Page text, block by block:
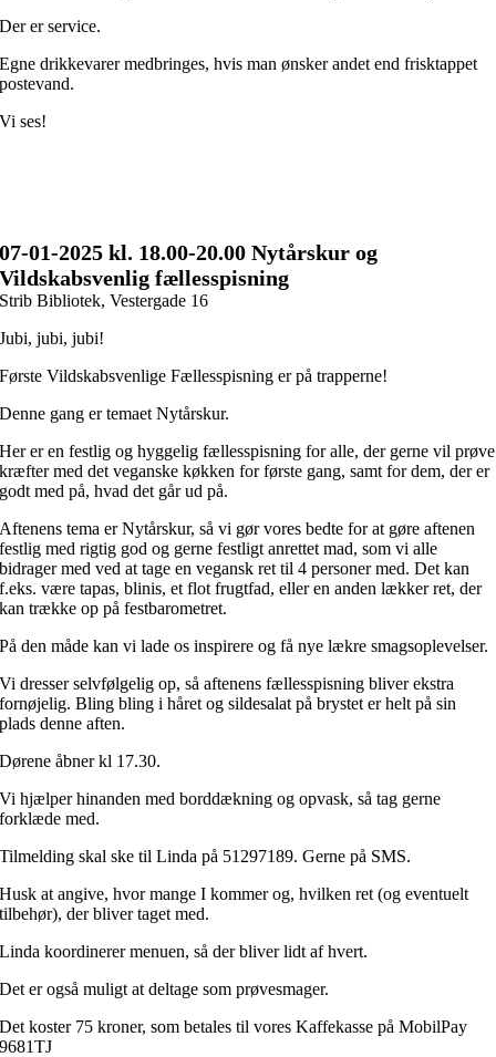
Der er service.
Egne drikkevarer medbringes, hvis man ønsker andet end frisktappet
postevand.
Vi ses!
07-01-2025 kl. 18.00-20.00 Nytårskur og
Vildskabsvenlig fællesspisning
Strib Bibliotek, Vestergade 16
Jubi, jubi, jubi!
Første Vildskabsvenlige Fællesspisning er på trapperne!
Denne gang er temaet Nytårskur.
Her er en festlig og hyggelig fællesspisning for alle, der gerne vil prøve
kræfter med det veganske køkken for første gang, samt for dem, der er
godt med på, hvad det går ud på.
Aftenens tema er Nytårskur, så vi gør vores bedte for at gøre aftenen
festlig med rigtig god og gerne festligt anrettet mad, som vi alle
bidrager med ved at tage en vegansk ret til 4 personer med. Det kan
f.eks. være tapas, blinis, et flot frugtfad, eller en anden lækker ret, der
kan trække op på festbarometret.
På den måde kan vi lade os inspirere og få nye lækre smagsoplevelser.
Vi dresser selvfølgelig op, så aftenens fællesspisning bliver ekstra
fornøjelig. Bling bling i håret og sildesalat på brystet er helt på sin
plads denne aften.
Dørene åbner kl 17.30.
Vi hjælper hinanden med borddækning og opvask, så tag gerne
forklæde med.
Tilmelding skal ske til Linda på 51297189. Gerne på SMS.
Husk at angive, hvor mange I kommer og, hvilken ret (og eventuelt
tilbehør), der bliver taget med.
Linda koordinerer menuen, så der bliver lidt af hvert.
Det er også muligt at deltage som prøvesmager.
Det koster 75 kroner, som betales til vores Kaffekasse på MobilPay
9681TJ